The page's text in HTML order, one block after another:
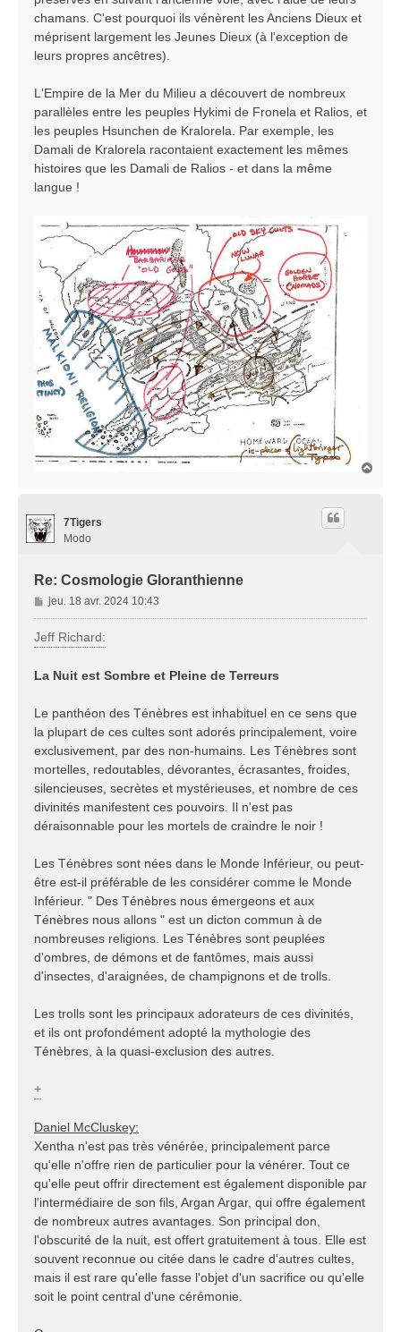
chamans. C'est pourquoi ils vénèrent les Anciens Dieux et
méprisent largement les Jeunes Dieux (à l'exception de
leurs propres ancêtres).
L'Empire de la Mer du Milieu a découvert de nombreux
parallèles entre les peuples Hykimi de Fronela et Ralios, et
les peuples Hsunchen de Kralorela. Par exemple, les
Damali de Kralorela racontaient exactement les mêmes
histoires que les Damali de Ralios - et dans la même
langue !
7Tigers
Modo
Re: Cosmologie Gloranthienne
M
e
s
s
g
jeu. 18 avr. 2024 10:43
Jeff Richard:
La Nuit est Sombre et Pleine de Terreurs
Le panthéon des Ténèbres est inhabituel en ce sens que
la plupart de ces cultes sont adorés principalement, voire
exclusivement, par des non-humains. Les Ténèbres sont
mortelles, redoutables, dévorantes, écrasantes, froides,
silencieuses, secrètes et mystérieuses, et nombre de ces
divinités manifestent ces pouvoirs. Il n'est pas
déraisonnable pour les mortels de craindre le noir !
Les Ténèbres sont nées dans le Monde Inférieur, ou peut-
être est-il préférable de les considérer comme le Monde
Inférieur. " Des Ténèbres nous émergeons et aux
Ténèbres nous allons " est un dicton commun à de
nombreuses religions. Les Ténèbres sont peuplées
d'ombres, de démons et de fantômes, mais aussi
d'insectes, d'araignées, de champignons et de trolls.
Les trolls sont les principaux adorateurs de ces divinités,
et ils ont profondément adopté la mythologie des
Ténèbres, à la quasi-exclusion des autres.
+
Daniel McCluskey:
Xentha n'est pas très vénérée, principalement parce
qu'elle n'offre rien de particulier pour la vénérer. Tout ce
qu'elle peut offrir directement est également disponible par
l'intermédiaire de son fils, Argan Argar, qui offre également
de nombreux autres avantages. Son principal don,
l'obscurité de la nuit, est offert gratuitement à tous. Elle est
souvent reconnue ou citée dans le cadre d'autres cultes,
mais il est rare qu'elle fasse l'objet d'un sacrifice ou qu'elle
soit le point central d'une cérémonie.